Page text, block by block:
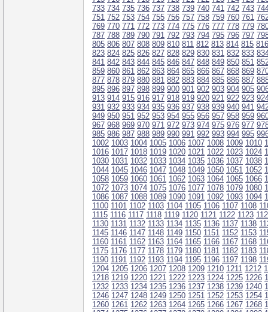
733 734 735 736 737 738 739 740 741 742 743
751 752 753 754 755 756 757 758 759 760 761
769 770 771 772 773 774 775 776 777 778 779
787 788 789 790 791 792 793 794 795 796 797
805 806 807 808 809 810 811 812 813 814 815 816
823 824 825 826 827 828 829 830 831 832 833
841 842 843 844 845 846 847 848 849 850 851
859 860 861 862 863 864 865 866 867 868 869
877 878 879 880 881 882 883 884 885 886 887
895 896 897 898 899 900 901 902 903 904 905
913 914 915 916 917 918 919 920 921 922 923
931 932 933 934 935 936 937 938 939 940 941
949 950 951 952 953 954 955 956 957 958 959
967 968 969 970 971 972 973 974 975 976 977
985 986 987 988 989 990 991 992 993 994 995
1002 1003 1004 1005 1006 1007 1008 1009 1010
1016 1017 1018 1019 1020 1021 1022 1023 1024
1030 1031 1032 1033 1034 1035 1036 1037 1038
1044 1045 1046 1047 1048 1049 1050 1051 1052
1058 1059 1060 1061 1062 1063 1064 1065 1066
1072 1073 1074 1075 1076 1077 1078 1079 1080
1086 1087 1088 1089 1090 1091 1092 1093 1094
1100 1101 1102 1103 1104 1105 1106 1107 1108
1115 1116 1117 1118 1119 1120 1121 1122 1123
1130 1131 1132 1133 1134 1135 1136 1137 1138
1145 1146 1147 1148 1149 1150 1151 1152 1153
1160 1161 1162 1163 1164 1165 1166 1167 1168
1175 1176 1177 1178 1179 1180 1181 1182 1183
1190 1191 1192 1193 1194 1195 1196 1197 1198
1204 1205 1206 1207 1208 1209 1210 1211 1212
1218 1219 1220 1221 1222 1223 1224 1225 1226
1232 1233 1234 1235 1236 1237 1238 1239 1240
1246 1247 1248 1249 1250 1251 1252 1253 1254
1260 1261 1262 1263 1264 1265 1266 1267 1268